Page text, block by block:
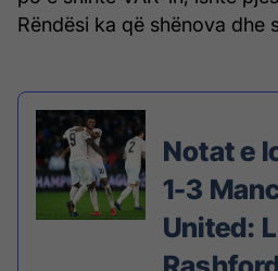
Rëndësi ka që shënova dhe
Notat e
1-3
United: